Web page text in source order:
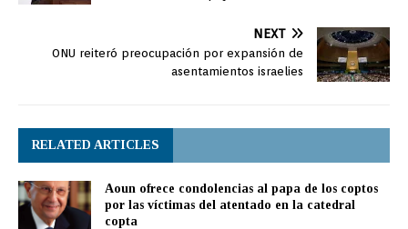
NEXT
ONU reiteró preocupación por expansión de
asentamientos israelies
RELATED ARTICLES
Aoun ofrece condolencias al papa de los coptos
por las víctimas del atentado en la catedral
copta